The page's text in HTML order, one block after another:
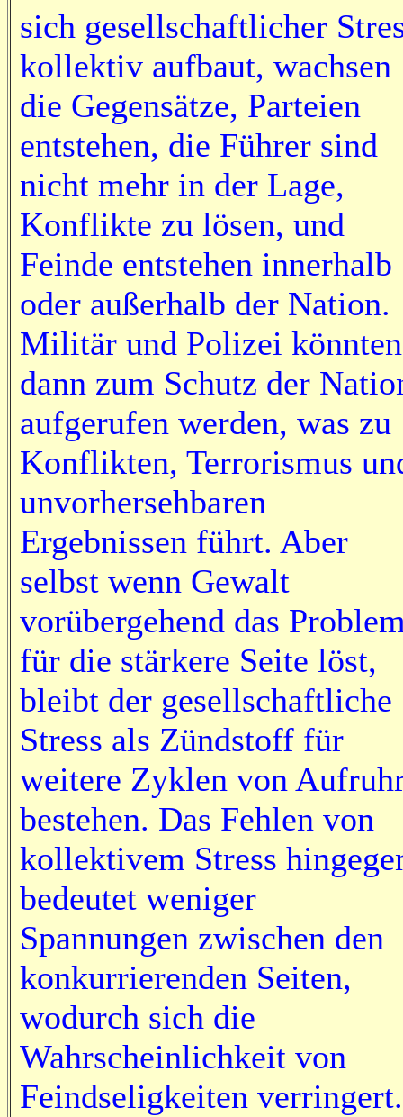
sich gesellschaftlicher
kollektiv aufbaut, wachsen
die Gegensätze, Parteien
entstehen, die Führer sind
nicht mehr in der Lage,
Konflikte zu lösen, und
Feinde entstehen innerhalb
oder außerhalb der Nation.
Militär und Polizei könnten
dann zum Schutz der
aufgerufen werden, was zu
Konflikten, Terrorismus
unvorhersehbaren
Ergebnissen führt. Aber
selbst wenn Gewalt
vorübergehend das
für die stärkere Seite löst,
bleibt der gesellschaftliche
Stress als Zündstoff für
weitere Zyklen von
bestehen. Das Fehlen von
kollektivem Stress
bedeutet weniger
Spannungen zwischen den
konkurrierenden Seiten,
wodurch sich die
Wahrscheinlichkeit von
Feindseligkeiten verringert.